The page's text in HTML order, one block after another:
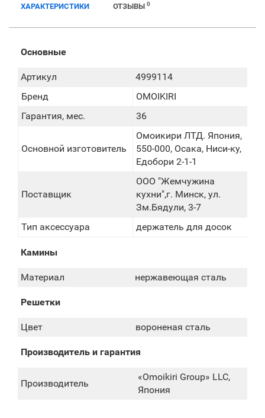
ХАРАКТЕРИСТИКИ ОТЗЫВЫ 0
Основные
Артикул
4999114
Бренд
OMOIKIRI
Гарантия, мес.
36
Основной изготовитель
Омоикири ЛТД. Япония,
550-000, Осака, Ниси-ку,
Едобори 2-1-1
Поставщик
ООО "Жемчужина
кухни",г. Минск, ул.
Зм.Бядули, 3-7
Тип аксессуара
держатель для досок
Камины
Материал нержавеющая сталь
Решетки
Цвет вороненая сталь
Производитель и гарантия
Производитель
«Omoikiri Group» LLC,
Япония